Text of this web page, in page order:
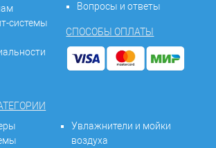
системы
Вопросы и ответы
СПОСОБЫ ОПЛАТЫ
Увлажнители и мойки
воздуха